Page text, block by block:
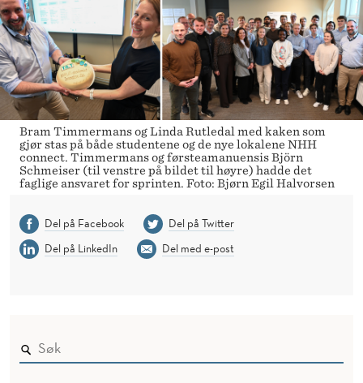
Bram Timmermans og Linda Rutledal med kaken som
gjør stas på både studentene og de nye lokalene NHH
connect. Timmermans og førsteamanuensis Björn
Schmeiser (til venstre på bildet til høyre) hadde det
faglige ansvaret for sprinten. Foto: Bjørn Egil Halvorsen
Del på Facebook
Del på Twitter
Del på LinkedIn
Del med e-post